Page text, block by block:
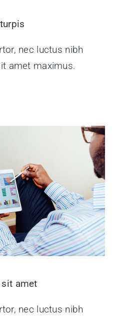
nec luctus nibh
amet maximus.
amet
nec luctus nibh